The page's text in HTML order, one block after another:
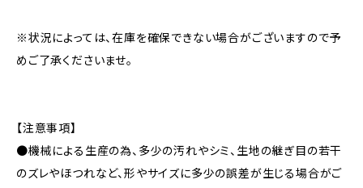
※状況によっては、在庫を確保できない場合がございますので予
めご了承くださいませ。
【注意事項】
●機械による生産の為、多少の汚れやシミ、生地の継ぎ目の若干
のズレやほつれなど、形やサイズに多少の誤差が生じる場合がご